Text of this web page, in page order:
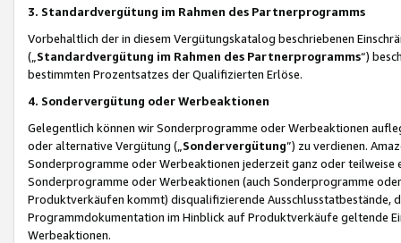
3. Standardvergütung im Rahmen des Partnerprogramms
Vorbehaltlich der in diesem Vergütungskatalog beschriebenen
(„ Standardvergütung im Rahmen des Partnerprogramms“)
bestimmten Prozentsatzes der Qualifizierten Erlöse.
4. Sondervergütung oder Werbeaktionen
Gelegentlich können wir Sonderprogramme oder Werbeaktionen
oder alternative Vergütung („ Sondervergütung”) zu verdienen.
Sonderprogramme oder Werbeaktionen jederzeit ganz oder
Sonderprogramme oder Werbeaktionen (auch Sonderprogramme
Produktverkäufen kommt) disqualifizierende Ausschlusstatbestände,
Programmdokumentation im Hinblick auf Produktverkäufe geltende
Werbeaktionen.